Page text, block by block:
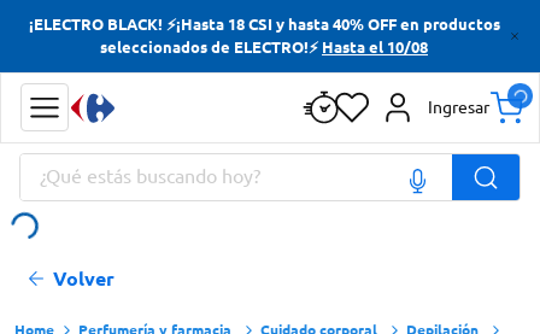
¡ELECTRO BLACK! ⚡¡Hasta 18 CSI y hasta 40% OFF en productos
seleccionados de ELECTRO!⚡ Hasta el 10/08
Ingresar
¿Qué estás buscando hoy?
Volver
Perfumería y farmacia Cuidado corporal Depilación
Términos más buscados
Yerba
Cerveza
Términos más buscados
Yerba
Cerveza
Doves
Papas Fritas